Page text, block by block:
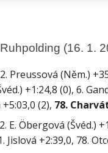
(16. 1.
(Něm.)
+1:24,8 (0), 6.
+5:03,0 (2), 78.
Öbergová (Švéd.)